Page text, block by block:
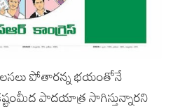
వలసలు పోతారన్న భయంతోనే
పాదయాత్ర సాగిస్తున్నారని